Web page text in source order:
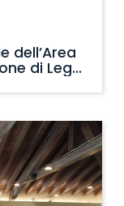
dell’Area
di Lega